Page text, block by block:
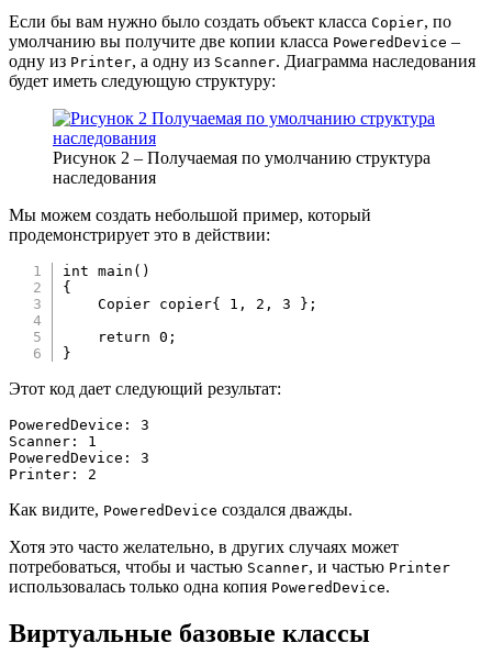
Если бы вам нужно было создать объект класса Copier, по
умолчанию вы получите две копии класса PoweredDevice –
одну из Printer, а одну из Scanner. Диаграмма наследования
будет иметь следующую структуру:
Рисунок 2 – Получаемая по умолчанию структура
наследования
Мы можем создать небольшой пример, который
продемонстрирует это в действии:
int main ( )
{
    Copier copier
{ 1 , 2 , 3 } ;
return
0 ;
}
Этот код дает следующий результат:
PoweredDevice: 3
Scanner: 1
PoweredDevice: 3
Printer: 2
Как видите, PoweredDevice создался дважды.
Хотя это часто желательно, в других случаях может
потребоваться, чтобы и частью Scanner, и частью Printer
использовалась только одна копия PoweredDevice.
Виртуальные базовые классы